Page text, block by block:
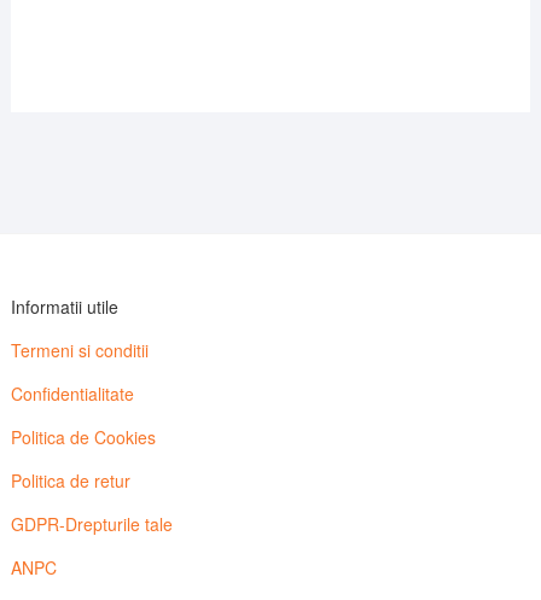
Informatii utile
Termeni si conditii
Confidentialitate
Politica de Cookies
Politica de retur
GDPR-Drepturile tale
ANPC